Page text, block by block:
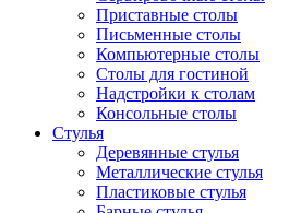
Приставные столы
Письменные столы
Компьютерные столы
Столы для гостиной
Надстройки к столам
Консольные столы
Стулья
Деревянные стулья
Металлические стулья
Пластиковые стулья